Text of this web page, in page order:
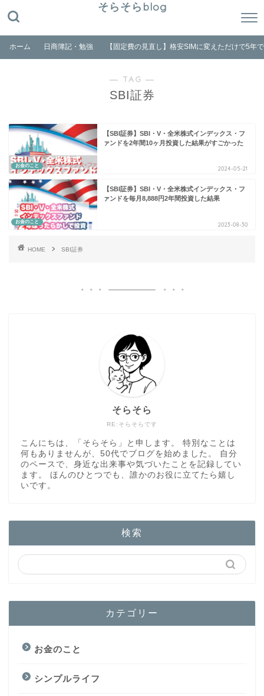
そらそらblog
ホーム 日商簿記・勉強 【固定費の見直し】格安SIMに変えただけで5年
― TAG ―
SBI証券
お金のこと
【SBI証券】SBI・V・全米株式インデックス・フ
ァンドを2年間10ヶ月投資した結果がすごかった
2024-05-21
お金のこと
【SBI証券】SBI・V・全米株式インデックス・フ
ァンドを毎月8,888円2年間投資した結果
2023-08-30
HOME SBI証券
RE:そらそらです
そらそら
こんにちは、「そらそら」と申します。 特別なことは
何もありませんが、50代でブログを始めました。 自分
のペースで、身近な出来事や気づいたことを記録してい
ます。 ほんのひとつでも、誰かのお役に立てたら嬉し
いです。
検索
カテゴリー
お金のこと
シンプルライフ